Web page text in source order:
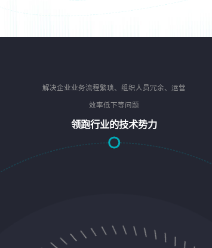
解决企业业务流程繁琐、组织人员冗余、运营
效率低下等问题
领跑行业的技术势力